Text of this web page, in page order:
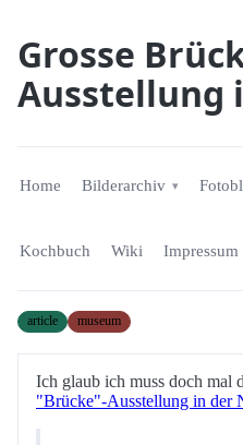
Grosse
Ausstellung
Home Bilderarchiv
Kochbuch Wiki Impressum
article museum
Ich glaub ich muss doch mal
"Brücke"-Ausstellung in der